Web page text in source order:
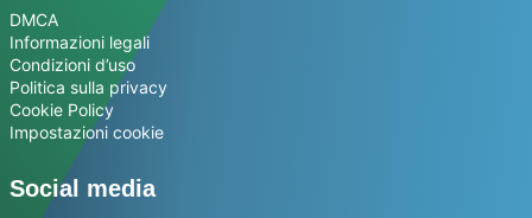
DMCA
Informazioni legali
Condizioni d’uso
Politica sulla privacy
Cookie Policy
Impostazioni cookie
Social media